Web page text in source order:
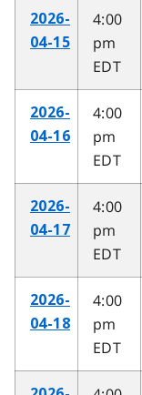
2026-
04-15
4:00
pm
EDT
2026-
04-16
4:00
pm
EDT
2026-
04-17
4:00
pm
EDT
2026-
04-18
4:00
pm
EDT